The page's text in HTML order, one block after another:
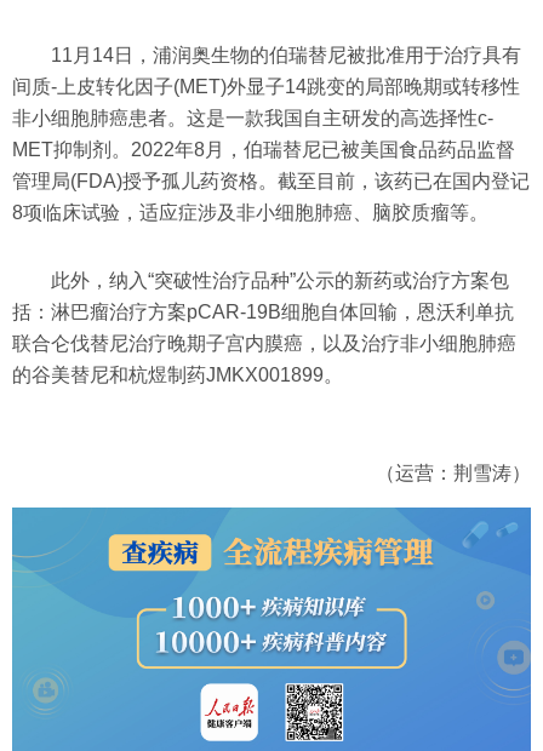
11月14日，浦润奥生物的伯瑞替尼被批准用于治疗具有
间质-上皮转化因子(MET)外显子14跳变的局部晚期或转移性
非小细胞肺癌患者。这是一款我国自主研发的高选择性c-
MET抑制剂。2022年8月，伯瑞替尼已被美国食品药品监督
管理局(FDA)授予孤儿药资格。截至目前，该药已在国内登记
8项临床试验，适应症涉及非小细胞肺癌、脑胶质瘤等。
此外，纳入“突破性治疗品种”公示的新药或治疗方案包
括：淋巴瘤治疗方案pCAR-19B细胞自体回输，恩沃利单抗
联合仑伐替尼治疗晚期子宫内膜癌，以及治疗非小细胞肺癌
的谷美替尼和杭煜制药JMKX001899。
（运营：荆雪涛）